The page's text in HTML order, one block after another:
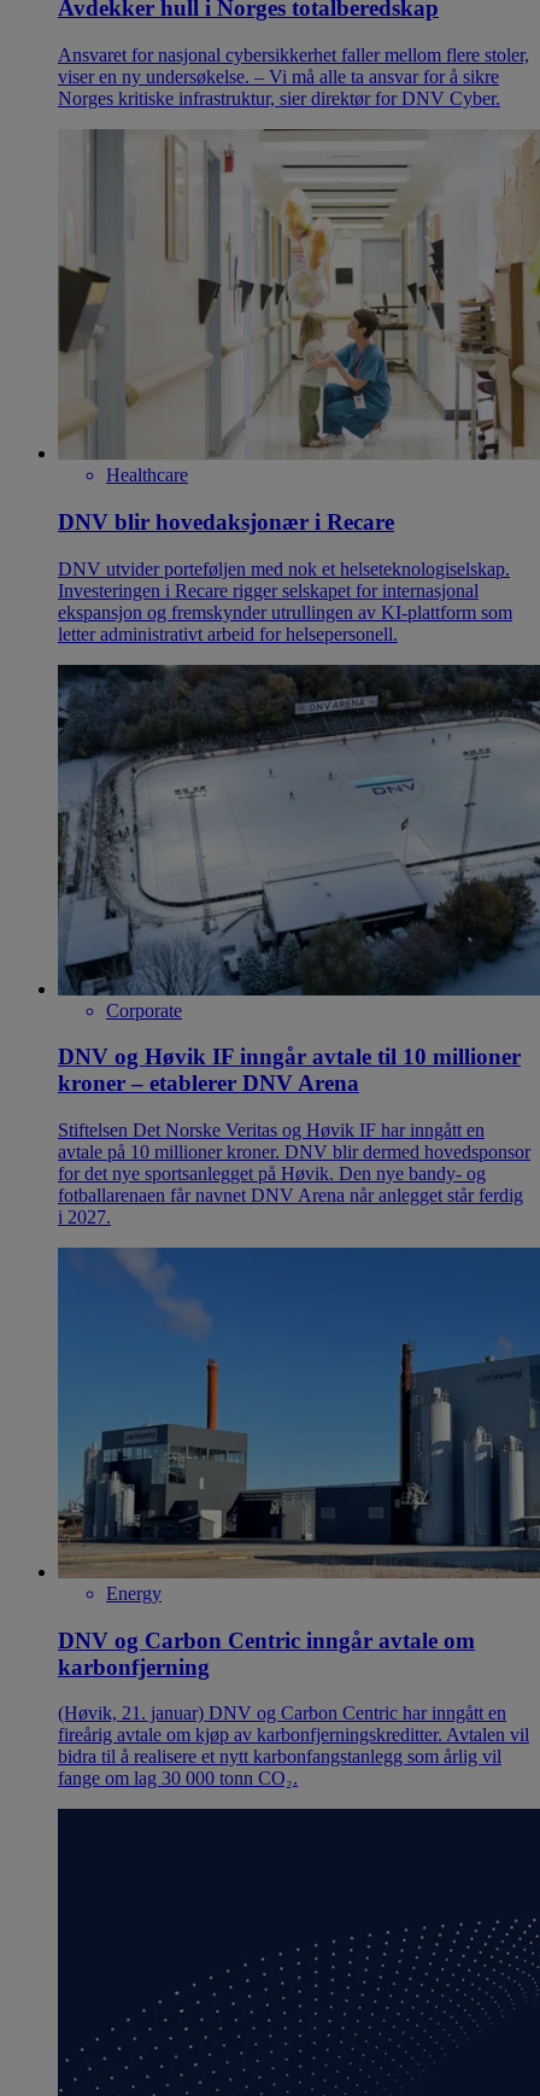
Avdekker hull i Norges totalberedskap
Ansvaret for nasjonal cybersikkerhet faller mellom flere stoler,
viser en ny undersøkelse. – Vi må alle ta ansvar for å sikre
Norges kritiske infrastruktur, sier direktør for DNV Cyber.
Healthcare
DNV blir hovedaksjonær i Recare
DNV utvider porteføljen med nok et helseteknologiselskap.
Investeringen i Recare rigger selskapet for internasjonal
ekspansjon og fremskynder utrullingen av KI-plattform som
letter administrativt arbeid for helsepersonell.
Corporate
DNV og Høvik IF inngår avtale til 10 millioner
kroner – etablerer DNV Arena
Stiftelsen Det Norske Veritas og Høvik IF har inngått en
avtale på 10 millioner kroner. DNV blir dermed hovedsponsor
for det nye sportsanlegget på Høvik. Den nye bandy- og
fotballarenaen får navnet DNV Arena når anlegget står ferdig
i 2027.
Energy
DNV og Carbon Centric inngår avtale om
karbonfjerning
(Høvik, 21. januar) DNV og Carbon Centric har inngått en
fireårig avtale om kjøp av karbonfjerningskreditter. Avtalen vil
bidra til å realisere et nytt karbonfangstanlegg som årlig vil
fange om lag 30 000 tonn CO₂.